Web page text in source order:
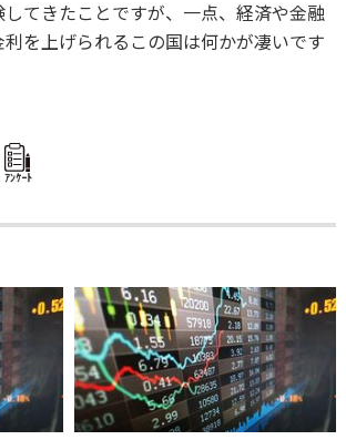
てきたことですが、一点、経済や金融
を上げられるこの国は何かが凄いです
ｱﾝｹｰﾄ